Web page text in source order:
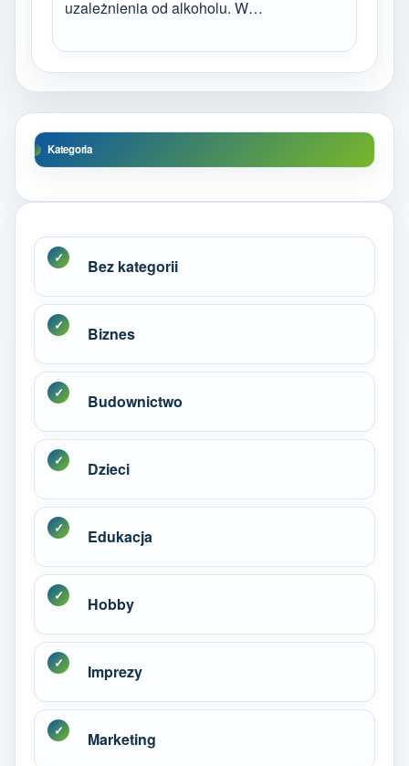
uzależnienia od alkoholu. W…
Kategoria
Bez kategorii
Biznes
Budownictwo
Dzieci
Edukacja
Hobby
Imprezy
Marketing